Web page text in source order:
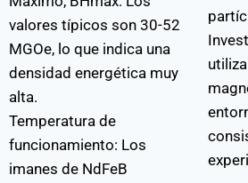
valores típicos son 30-52
MGOe, lo que indica una
densidad energética muy
alta.
Temperatura de
funcionamiento: Los
imanes de NdFeB